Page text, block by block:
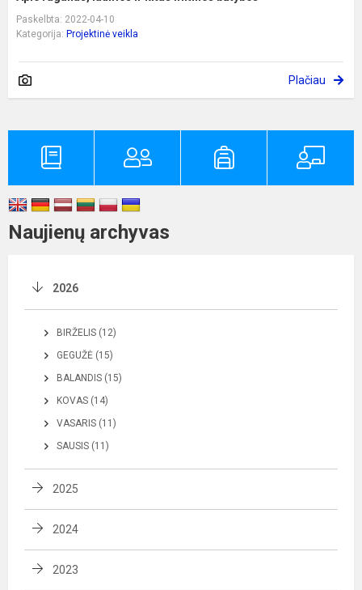
Paskelbta: 2022-04-10
Kategorija: Projektinė veikla
Plačiau
Naujienų archyvas
2026
BIRŽELIS (12)
GEGUŽĖ (15)
BALANDIS (15)
KOVAS (14)
VASARIS (11)
SAUSIS (11)
2025
2024
2023